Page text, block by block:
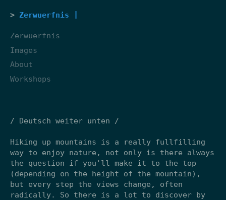
Zerwuerfnis
Zerwuerfnis
Images
About
Workshops
/ Deutsch weiter unten /
Hiking up mountains is a really fullfilling
way to enjoy nature, not only is there always
the question if you'll make it to the top
(depending on the height of the mountain),
but every step the views change, often
radically. So there is a lot to discover by